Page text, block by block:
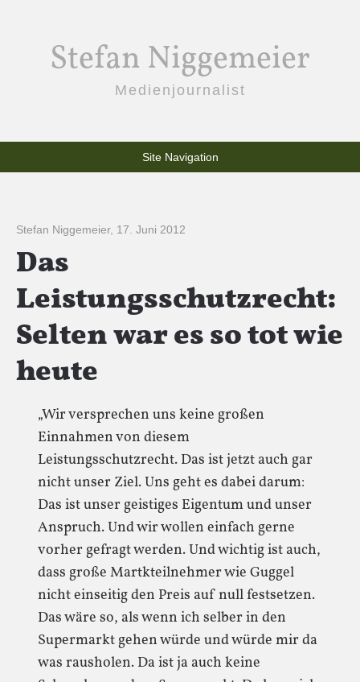
Stefan Niggemeier
Medienjournalist
Site Navigation
Stefan Niggemeier, 17. Juni 2012
Das
Leistungsschutzrecht:
Selten war es so tot wie
heute
„Wir versprechen uns keine großen
Einnahmen von diesem
Leistungsschutzrecht. Das ist jetzt auch gar
nicht unser Ziel. Uns geht es dabei darum:
Das ist unser geistiges Eigentum und unser
Anspruch. Und wir wollen einfach gerne
vorher gefragt werden. Und wichtig ist auch,
dass große Martkteilnehmer wie Guggel
nicht einseitig den Preis auf null festsetzen.
Das wäre so, als wenn ich selber in den
Supermarkt gehen würde und würde mir da
was rausholen. Da ist ja auch keine